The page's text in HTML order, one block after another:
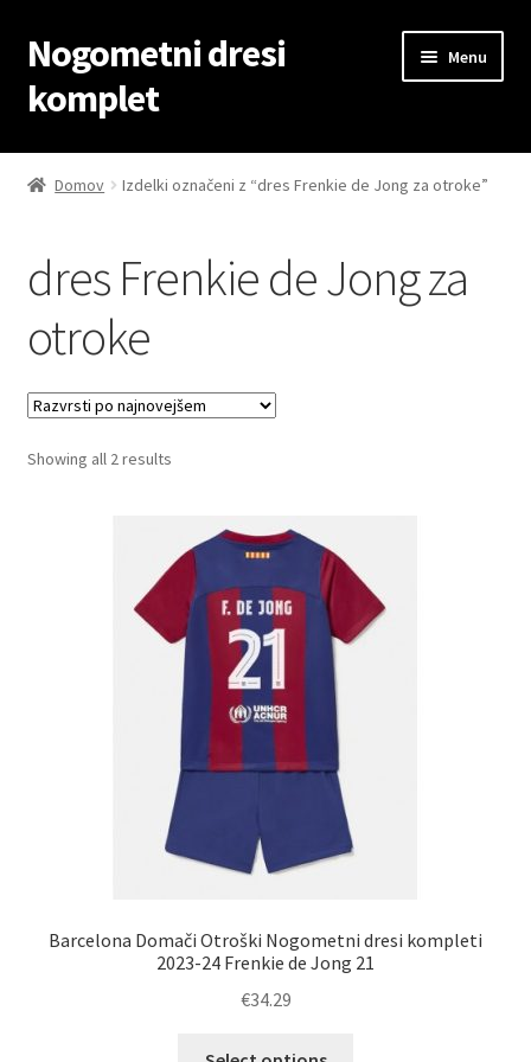
Skip
to
navigation
Skip
to
content
Nogometni dresi
komplet
Menu
Domov
Kontaktiraj nas
Košarica
Moj račun
Trgovina
Domov Izdelki označeni z “dres Frenkie de Jong za otroke”
dres Frenkie de Jong za
otroke
Showing all 2 resultsSorted
Barcelona Domači Otroški Nogometni dresi kompleti
2023-24 Frenkie de Jong 21
€34.29